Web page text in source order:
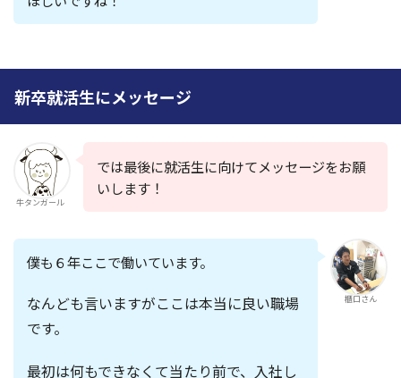
新卒就活生にメッセージ
牛タンガール
では最後に就活生に向けてメッセージをお願
いします！
櫃口さん
僕も６年ここで働いています。
なんども言いますがここは本当に良い職場
です。
最初は何もできなくて当たり前で、 入社し